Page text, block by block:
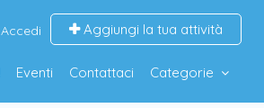
Accedi Aggiungi la tua attività
Eventi Contattaci Categorie